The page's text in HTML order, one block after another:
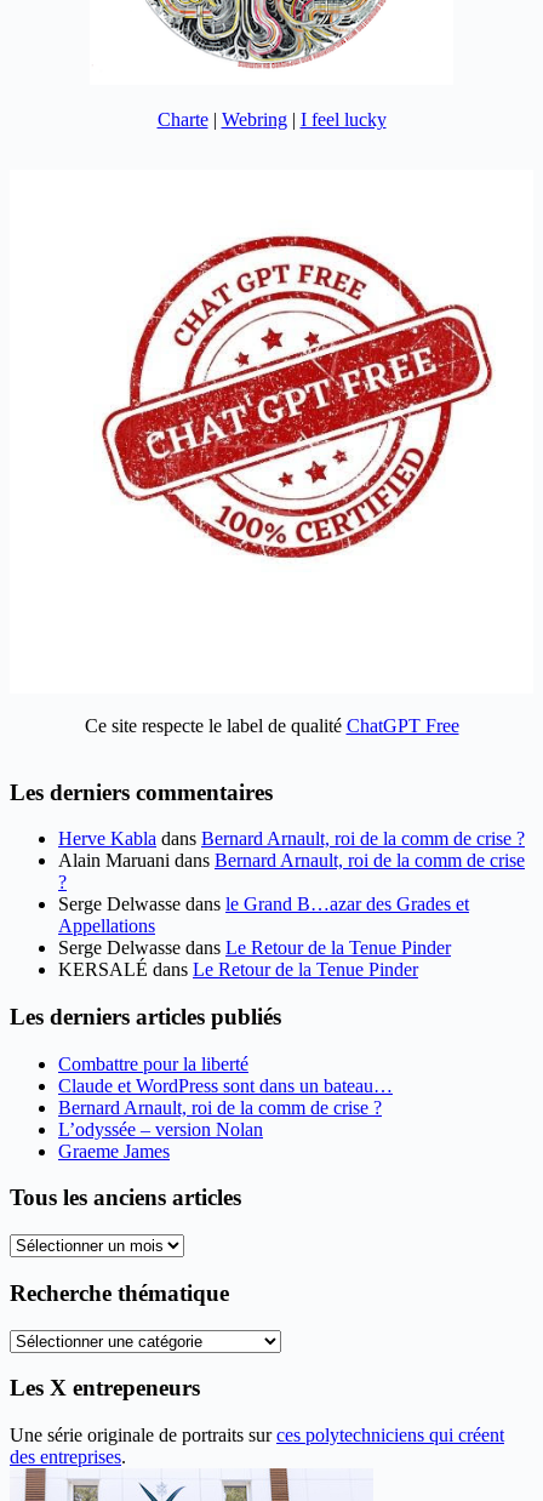
Charte| Webring| I feel lucky
Ce site respecte le label de qualité ChatGPT Free
Les derniers commentaires
Herve Kabla dans Bernard Arnault, roi de la comm de crise ?
Alain Maruani dans Bernard Arnault, roi de la comm de crise
?
Serge Delwasse dans le Grand B…azar des Grades et
Appellations
Serge Delwasse dans Le Retour de la Tenue Pinder
KERSALÉ dans Le Retour de la Tenue Pinder
Les derniers articles publiés
Combattre pour la liberté
Claude et WordPress sont dans un bateau…
Bernard Arnault, roi de la comm de crise ?
L’odyssée – version Nolan
Graeme James
Tous les anciens articles
Tous
anciens
Recherche thématique
Recherche
Les X entrepeneurs
Une série originale de portraits surces polytechniciens qui créent
des entreprises.